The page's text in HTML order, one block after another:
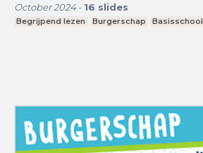
October 2024- 16 slides
Begrijpend lezen Burgerschap Basisschool